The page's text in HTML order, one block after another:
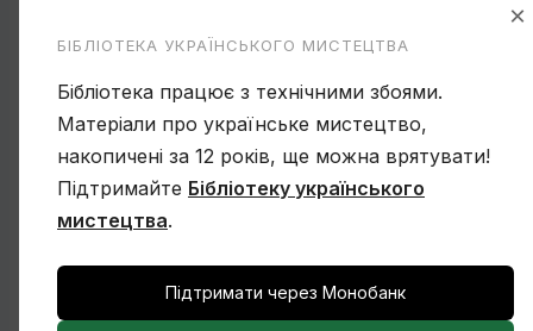
×
БІБЛІОТЕКА УКРАЇНСЬКОГО МИСТЕЦТВА
Бібліотека працює з технічними збоями.
Матеріали про українське мистецтво,
накопичені за 12 років, ще можна врятувати!
Підтримайте Бібліотеку українського
мистецтва.
Підтримати через Монобанк